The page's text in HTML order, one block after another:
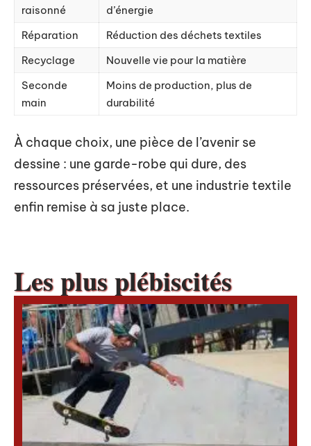
raisonné
d’énergie
Réparation
Réduction des déchets textiles
Recyclage
Nouvelle vie pour la matière
Seconde
main
Moins de production, plus de
durabilité
À chaque choix, une pièce de l’avenir se
dessine : une garde-robe qui dure, des
ressources préservées, et une industrie textile
enfin remise à sa juste place.
Les plus plébiscités